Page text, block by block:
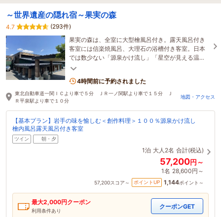
～世界遺産の隠れ宿～果実の森
4.7
(293件)
果実の森は、全室に大型檜風呂付き。露天風呂付き
客室には信楽焼風呂、大理石の浴槽付き客室。日本
では数少ない「源泉かけ流し」「星空が見える温
泉」。現実を忘れさせてくれるようなひととき ...
4時間前に予約されました
東北自動車道一関ＩＣより車で５分 ＪＲ一ノ関駅より車で１５分 Ｊ
Ｒ平泉駅より車で１０分
地図・アクセス
【基本プラン】岩手の味を愉しむ＜創作料理＞１００％源泉かけ流し
檜内風呂露天風呂付き客室
ツイン 朝・夕
1泊 大人2名 合計(税込)
57,200円～
1名 28,600円～
57,200スコア～ ポイントUP 1,144ポイント～
最大2,000円クーポン
利用条件あり
クーポンGET